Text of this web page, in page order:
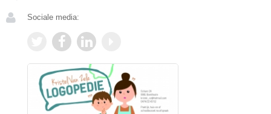
Sociale media: